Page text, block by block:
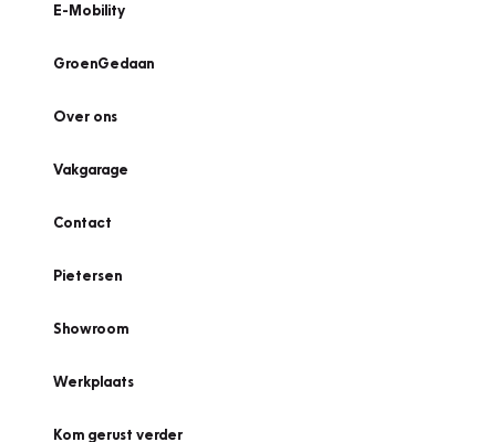
E-Mobility
GroenGedaan
Over ons
Vakgarage
Contact
Pietersen
Showroom
Werkplaats
Kom gerust verder